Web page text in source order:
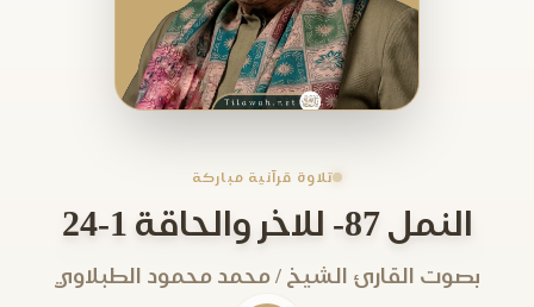
تلاوة قرآنية مباركة
النمل 87- للاخر والحاقة 1-24
بصوت القارئ الشيخ / محمد محمود الطبلاوي